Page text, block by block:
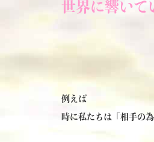
世界に響いて
例えば
時に私たちは「相手の